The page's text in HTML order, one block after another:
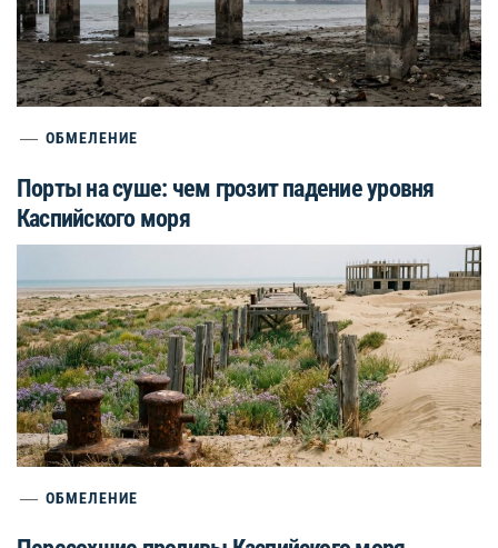
ОБМЕЛЕНИЕ
Порты на суше: чем грозит падение уровня
Каспийского моря
ОБМЕЛЕНИЕ